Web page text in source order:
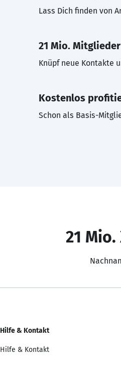
Lass Dich finden von
21 Mio. Mitglieder
Knüpf neue Kontakte
Kostenlos
Schon als Basis-
21
Hilfe & Kontakt
Hilfe & Kontakt